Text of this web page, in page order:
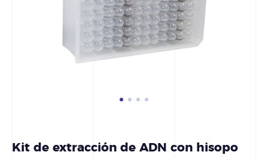
Kit de extracción de ADN con hisopo